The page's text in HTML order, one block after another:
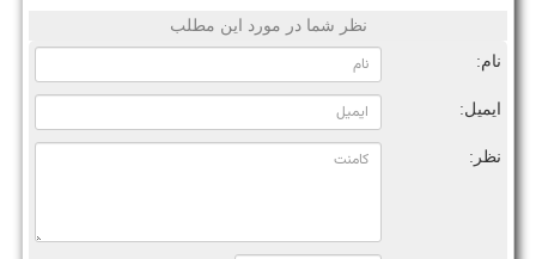
نظر شما در مورد این مطلب
نام:
ایمیل:
نظر: